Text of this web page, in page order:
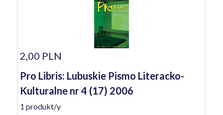
2,00 PLN
Pro Libris: Lubuskie Pismo Literacko-
Kulturalne nr 4 (17) 2006
1 produkt/y